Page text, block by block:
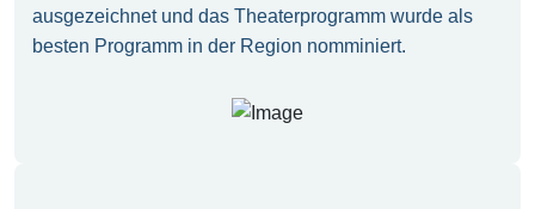
ausgezeichnet und das Theaterprogramm wurde als
besten Programm in der Region nomminiert.